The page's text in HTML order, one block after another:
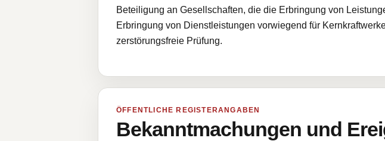
Beteiligung an Gesellschaften, die die Erbringung von
Erbringung von Dienstleistungen vorwiegend für
zerstörungsfreie Prüfung.
ÖFFENTLICHE REGISTERANGABEN
Bekanntmachungen und